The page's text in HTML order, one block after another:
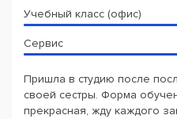
Учебный класс (офис)
Сервис
Пришла в студию после
своей сестры. Форма
прекрасная, жду каждого